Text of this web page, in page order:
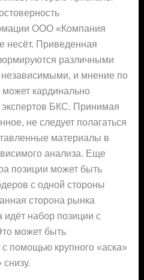
ООО «Компания
несёт. Приведенная
различными
независимыми, и мнение по
кардинально
экспертов БКС. Принимая
не следует полагаться
материалы в
анализа. Еще
позиции может быть
с одной стороны
сторона рынка
идёт набор позиции с
может быть
помощью крупного «аска»